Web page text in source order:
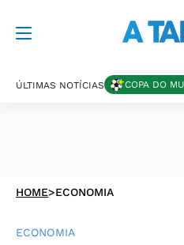
ÚLTIMAS NOTÍCIAS COPA DO
HOME>ECONOMIA
ECONOMIA